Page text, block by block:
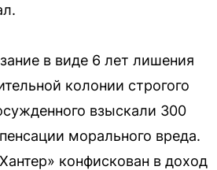
в виде 6 лет лишения
колонии строгого
взыскали 300
морального вреда.
конфискован в доход